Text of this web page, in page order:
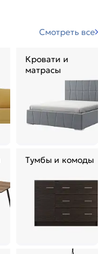
Смотреть все
Кровати и
матрасы
Тумбы и комоды